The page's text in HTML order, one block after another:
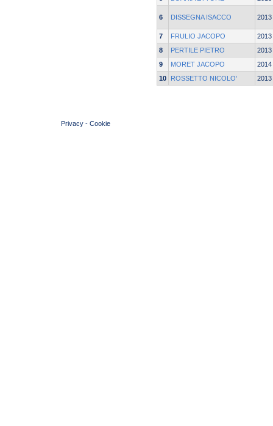
6 DISSEGNA ISACCO 2013
7 FRULIO JACOPO
2013
8
PERTILE PIETRO
2013
9
MORET JACOPO
2014
10
ROSSETTO NICOLO' 2013
Privacy - Cookie